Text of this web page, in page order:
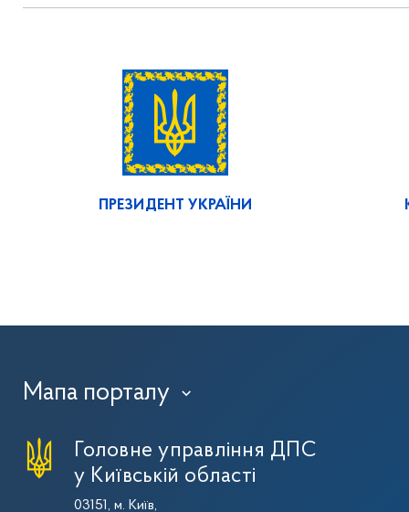
ПРЕЗИДЕНТ УКРАЇНИ
Мапа порталу ›
Головне управління ДПС
у Київській області
03151, м. Київ,